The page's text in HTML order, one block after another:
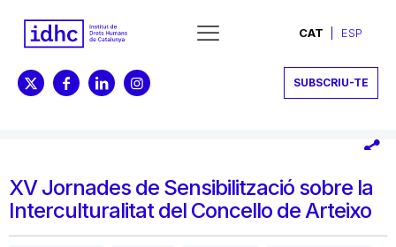
CAT ESP
SUBSCRIU-TE
XV Jornades de Sensibilització sobre la
Interculturalitat del Concello de Arteixo